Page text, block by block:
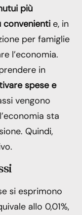
più
convenienti e, in
per famiglie
l’economia.
in
spese e
vengono
sta
Quindi,
si esprimono
allo 0,01%,